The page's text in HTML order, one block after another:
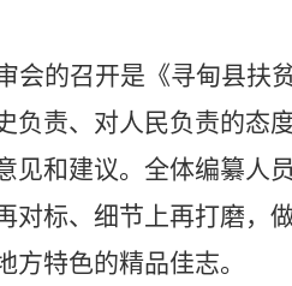
会的召开是《寻甸县扶
负责、对人民负责的态
见和建议。全体编纂人
对标、细节上再打磨，
方特色的精品佳志。